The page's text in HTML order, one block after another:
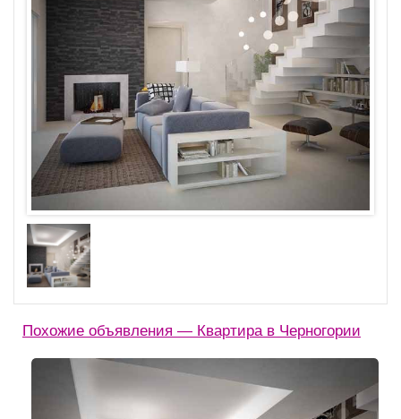
Похожие объявления — Квартира в Черногории